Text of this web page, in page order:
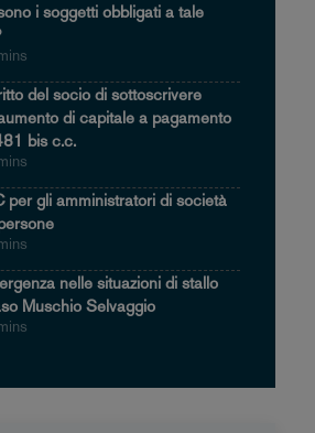
i soggetti obbligati a tale
del socio di sottoscrivere
di capitale a pagamento
bis c.c.
per gli amministratori di società
nelle situazioni di stallo
Muschio Selvaggio